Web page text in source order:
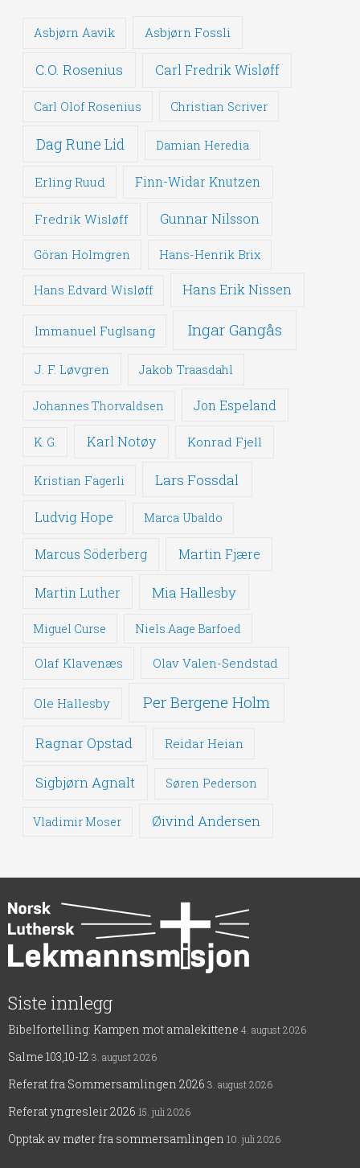
Asbjørn Aavik Asbjørn Fossli
C.O. Rosenius Carl Fredrik Wisløff
Carl Olof Rosenius Christian Scriver
Dag Rune Lid Damian Heredia
Erling Ruud Finn-Widar Knutzen
Fredrik Wisløff Gunnar Nilsson
Göran Holmgren Hans-Henrik Brix
Hans Edvard Wisløff Hans Erik Nissen
Immanuel Fuglsang Ingar Gangås
J. F. Løvgren Jakob Traasdahl
Johannes Thorvaldsen Jon Espeland
K. G. Karl Notøy Konrad Fjell
Kristian Fagerli Lars Fossdal
Ludvig Hope Marca Ubaldo
Marcus Söderberg Martin Fjære
Martin Luther Mia Hallesby
Miguel Curse Niels Aage Barfoed
Olaf Klavenæs Olav Valen-Sendstad
Ole Hallesby Per Bergene Holm
Ragnar Opstad Reidar Heian
Sigbjørn Agnalt Søren Pederson
Vladimir Moser Øivind Andersen
Siste innlegg
Bibelfortelling: Kampen mot amalekittene 4. august 2026
Salme 103,10-12 3. august 2026
Referat fra Sommersamlingen 2026 3. august 2026
Referat yngresleir 2026 15. juli 2026
Opptak av møter fra sommersamlingen 10. juli 2026